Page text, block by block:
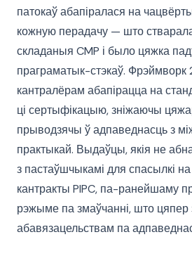
патокаў абапіралася на
кожную перадачу — што стварала
складаныя CMP і было цяжка
праграматык-стэкаў. Фрэймворк
кантралёрам абапірацца на
ці сертыфікацыю, зніжаючы
прыводзячы ў адпаведнасць з
практыкай. Выдаўцы, якія не
з пастаўшчыкамі для спасылкі
кантракты PIPC, па-ранейшаму
рэжыме па змаўчанні, што цяпер
абавязацельствам па